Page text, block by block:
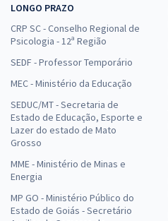
LONGO PRAZO
CRP SC - Conselho Regional de
Psicologia - 12ª Região
SEDF - Professor Temporário
MEC - Ministério da Educação
SEDUC/MT - Secretaria de
Estado de Educação, Esporte e
Lazer do estado de Mato
Grosso
MME - Ministério de Minas e
Energia
MP GO - Ministério Público do
Estado de Goiás - Secretário